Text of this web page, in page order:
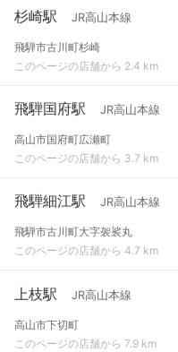
杉崎駅 JR高山本線
飛騨市古川町杉崎
このページの店舗から 2.4 km
飛騨国府駅 JR高山本線
高山市国府町広瀬町
このページの店舗から 3.7 km
飛騨細江駅 JR高山本線
飛騨市古川町大字袈裟丸
このページの店舗から 4.7 km
上枝駅 JR高山本線
高山市下切町
このページの店舗から 7.9 km